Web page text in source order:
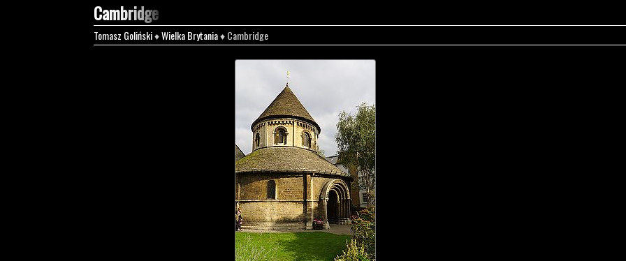
Cambridge
Tomasz Goliński♦Wielka Brytania♦ Cambridge